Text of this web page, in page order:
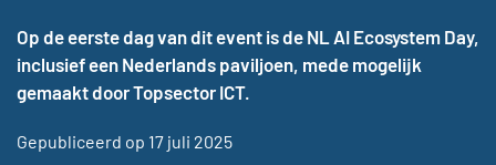
Op de eerste dag van dit event is de NL AI Ecosystem Day,
inclusief een Nederlands paviljoen, mede mogelijk
gemaakt door Topsector ICT.
Gepubliceerd op 17 juli 2025